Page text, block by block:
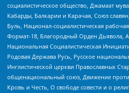
социалистическое общество, Джамаат
Кабарды, Балкарии и Карачая, Союз
Буль, Национал-социалистическая
Формат-18, Благородный Орден Дьявола,
Национальная Социалистическая
Родовая Держава Русь, Русское
Инглистической церкви Православных
общенациональный союз, Движение
Кровь и Честь, О свободе совести и о